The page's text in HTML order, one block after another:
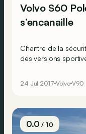
Volvo S60
s’encanaille
Chantre de la
des versions
Vraiment ?
24 Jul 2017 Volvo V90
0.0/ 10